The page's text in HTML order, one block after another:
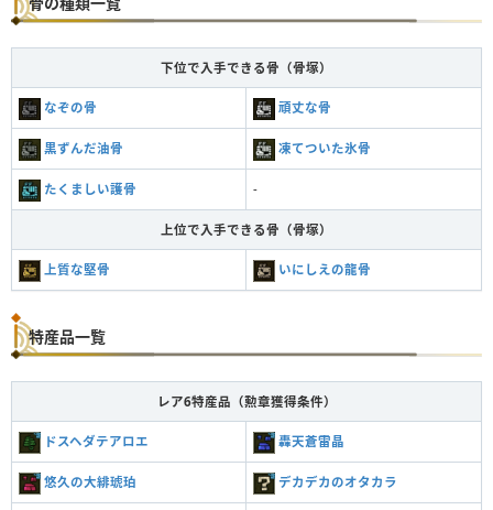
下位で入手できる骨（骨塚）
なぞの骨 頑丈な骨
黒ずんだ油骨 凍てついた氷骨
たくましい護骨 -
上位で入手できる骨（骨塚）
上質な堅骨 いにしえの龍骨
特産品一覧
レア6特産品（勲章獲得条件）
ドスヘダテアロエ 轟天蒼雷晶
悠久の大緋琥珀 デカデカのオタカラ